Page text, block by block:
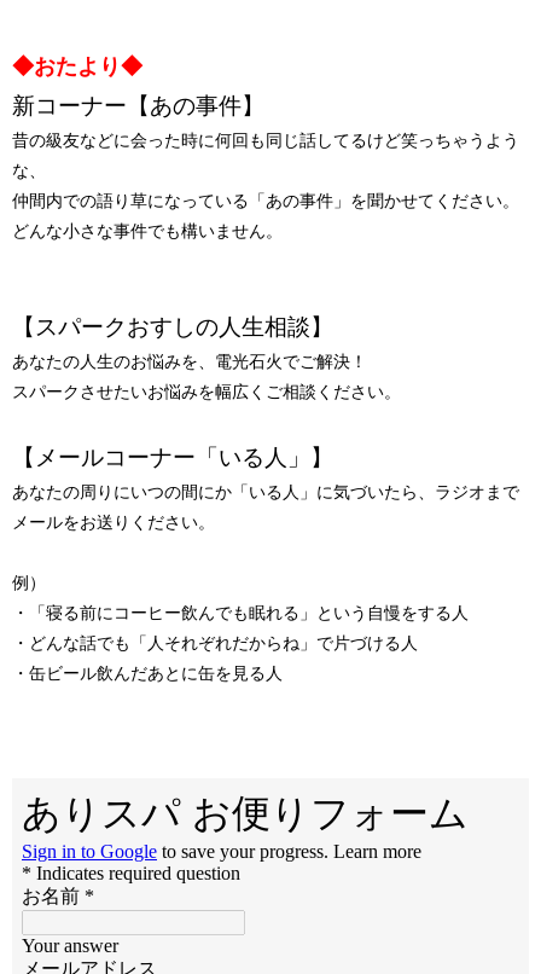
◆おたより◆
新コーナー【あの事件】
昔の級友などに会った時に何回も同じ話してるけど笑っちゃうよう
な、
仲間内での語り草になっている「あの事件」を聞かせてください。
どんな小さな事件でも構いません。
【スパークおすしの人生相談】
あなたの人生のお悩みを、電光石火でご解決！
スパークさせたいお悩みを幅広くご相談ください。
【メールコーナー「いる人」】
あなたの周りにいつの間にか「いる人」に気づいたら、ラジオまで
メールをお送りください。
例）
・「寝る前にコーヒー飲んでも眠れる」という自慢をする人
・どんな話でも「人それぞれだからね」で片づける人
・缶ビール飲んだあとに缶を見る人